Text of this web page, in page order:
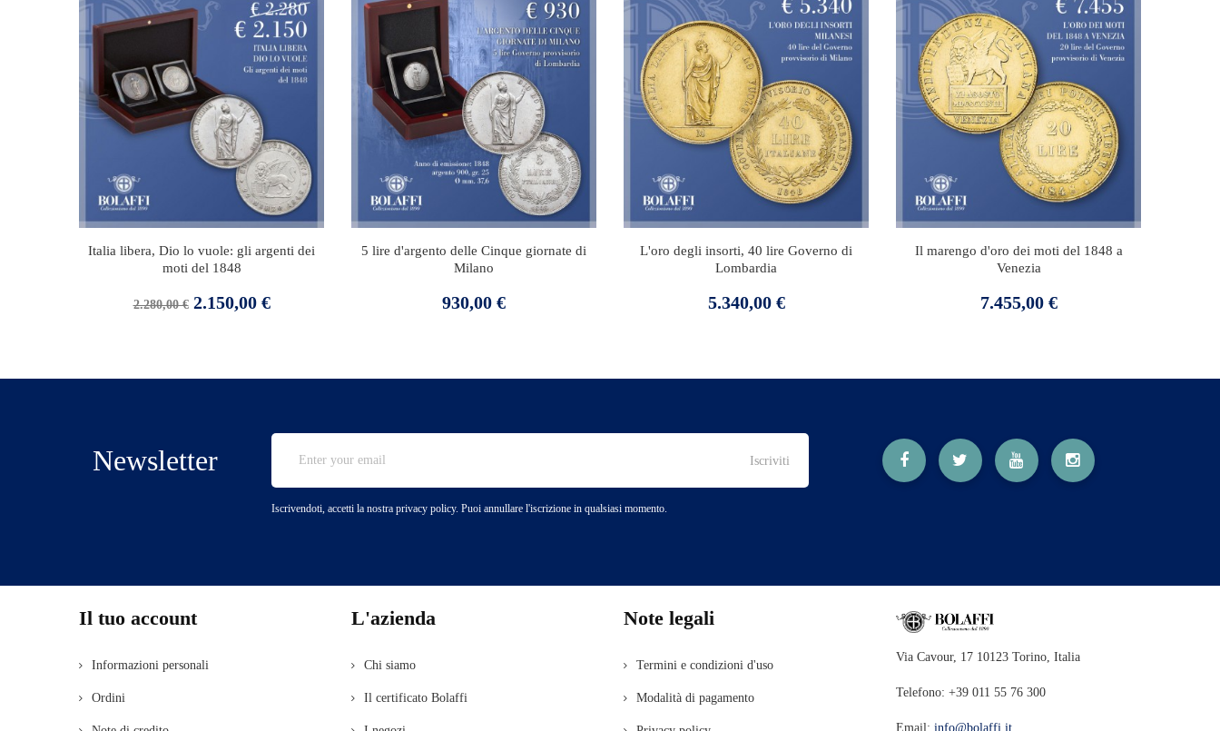
Italia libera, Dio lo vuole: gli argenti dei
moti del 1848
Prezzo
2.280,00 € Prezzo
2.150,00 €
5 lire d'argento delle Cinque giornate di
Milano
Prezzo
930,00 €
L'oro degli insorti, 40 lire Governo di
Lombardia
Prezzo
5.340,00 €
Il marengo d'oro dei moti del 1848 a
Venezia
Prezzo
7.455,00 €
Newsletter
Iscrivendoti, accetti la nostra privacy policy. Puoi annullare l'iscrizione in qualsiasi momento.
Il tuo account
Informazioni personali
Ordini
L'azienda
Chi siamo
Il certificato Bolaffi
Note legali
Termini e condizioni d'uso
Modalità di pagamento
Via Cavour, 17 10123 Torino, Italia
Telefono: +39 011 55 76 300
Email: info@bolaffi.it